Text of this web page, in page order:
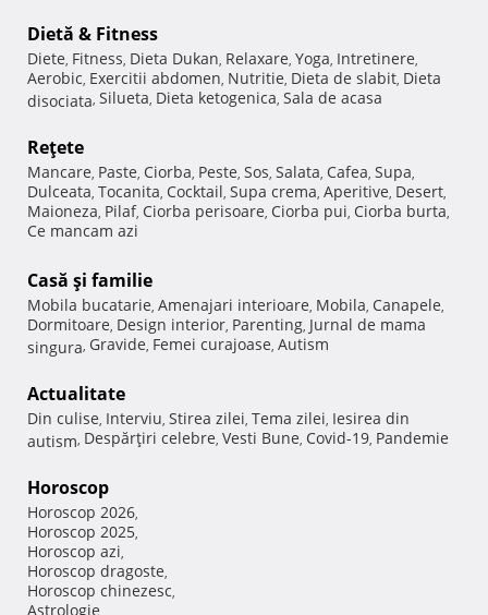
Dietă & Fitness
Diete, Fitness, Dieta Dukan, Relaxare, Yoga, Intretinere,
Aerobic, Exercitii abdomen, Nutritie, Dieta de slabit, Dieta
disociata, Silueta, Dieta ketogenica, Sala de acasa
Reţete
Mancare, Paste, Ciorba, Peste, Sos, Salata, Cafea, Supa,
Dulceata, Tocanita, Cocktail, Supa crema, Aperitive, Desert,
Maioneza, Pilaf, Ciorba perisoare, Ciorba pui, Ciorba burta,
Ce mancam azi
Casă şi familie
Mobila bucatarie, Amenajari interioare, Mobila, Canapele,
Dormitoare, Design interior, Parenting, Jurnal de mama
singura, Gravide, Femei curajoase, Autism
Actualitate
Din culise, Interviu, Stirea zilei, Tema zilei, Iesirea din
autism, Despărţiri celebre, Vesti Bune, Covid-19, Pandemie
Horoscop
Horoscop 2026,
Horoscop 2025,
Horoscop azi,
Horoscop dragoste,
Horoscop chinezesc,
Astrologie